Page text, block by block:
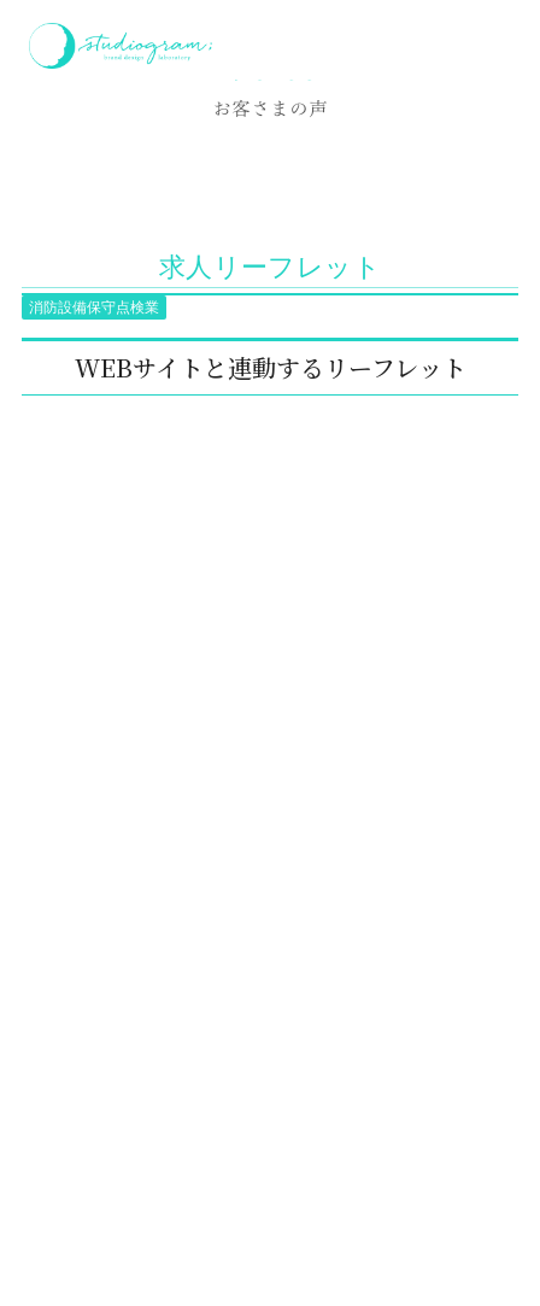
ホーム お客様の声
Voice
お客さまの声
求人リーフレット
消防設備保守点検業
WEBサイトと連動するリーフレット